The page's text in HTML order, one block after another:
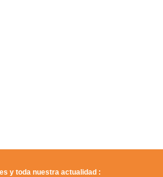
y toda nuestra actualidad :